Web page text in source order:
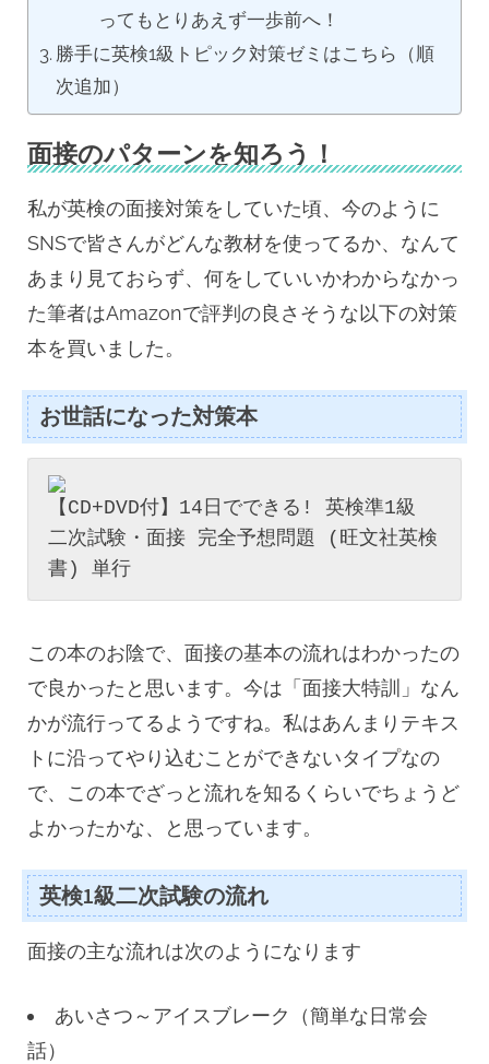
ってもとりあえず一歩前へ！
勝手に英検1級トピック対策ゼミはこちら（順
次追加）
面接のパターンを知ろう！
私が英検の面接対策をしていた頃、今のように
SNSで皆さんがどんな教材を使ってるか、なんて
あまり見ておらず、何をしていいかわからなかっ
た筆者はAmazonで評判の良さそうな以下の対策
本を買いました。
お世話になった対策本
【CD+DVD付】14日でできる! 英検準1級
二次試験・面接 完全予想問題 (旺文社英検
この本のお陰で、面接の基本の流れはわかったの
で良かったと思います。今は「面接大特訓」なん
かが流行ってるようですね。私はあんまりテキス
トに沿ってやり込むことができないタイプなの
で、この本でざっと流れを知るくらいでちょうど
よかったかな、と思っています。
英検1級二次試験の流れ
面接の主な流れは次のようになります
あいさつ～アイスブレーク（簡単な日常会
話）